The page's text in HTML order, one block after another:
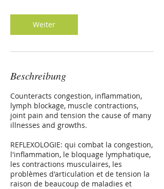
d
Weiter
Beschreibung
Counteracts congestion, inflammation,
lymph blockage, muscle contractions,
joint pain and tension the cause of many
illnesses and growths.
REFLEXOLOGIE: qui combat la congestion,
l'inflammation, le bloquage lymphatique,
les contractions musculaires, les
problèmes d'articulation et de tension la
raison de beaucoup de maladies et